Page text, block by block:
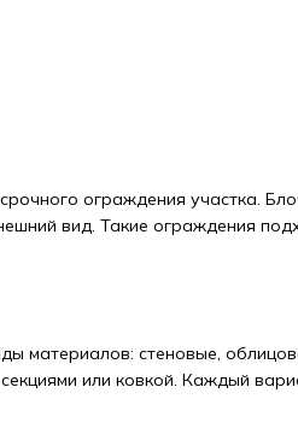
ограждения участка.
вид. Такие ограждения
материалов: стеновые,
или ковкой. Каждый